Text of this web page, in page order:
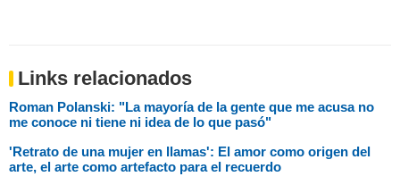
Links relacionados
Roman Polanski: "La mayoría de la gente que me acusa no
me conoce ni tiene ni idea de lo que pasó"
'Retrato de una mujer en llamas': El amor como origen del
arte, el arte como artefacto para el recuerdo